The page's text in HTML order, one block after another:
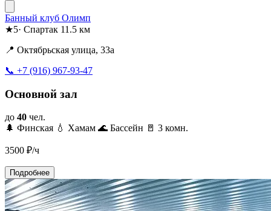
Банный клуб Олимп
★5· Спартак 11.5 км
📍 Октябрьская улица, 33а
📞 +7 (916) 967-93-47
Основной зал
до 40 чел.
🌲 Финская 💧 Хамам 🌊 Бассейн 🚪 3 комн.
3500 ₽/ч
Подробнее